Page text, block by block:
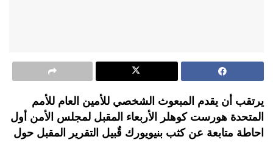
يرتقب أن يقدم المبعوث الشخصي للأمين العام للأمم
المتحدة هورست كوهلر الأربعاء المقبل لمجلس الأمن أول
احاطة متابعة عن كثب بنيويورك قٌبيل التقرير المقبل حول